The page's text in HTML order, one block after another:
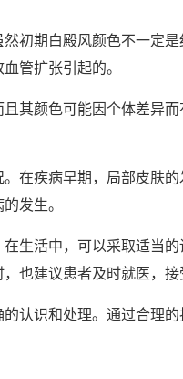
期白殿风颜色不一定是
管扩张引起的。
颜色可能因个体差异而
疾病早期，局部皮肤的
发生。
活中，可以采取适当的
也建议患者及时就医，
识和处理。通过合理的